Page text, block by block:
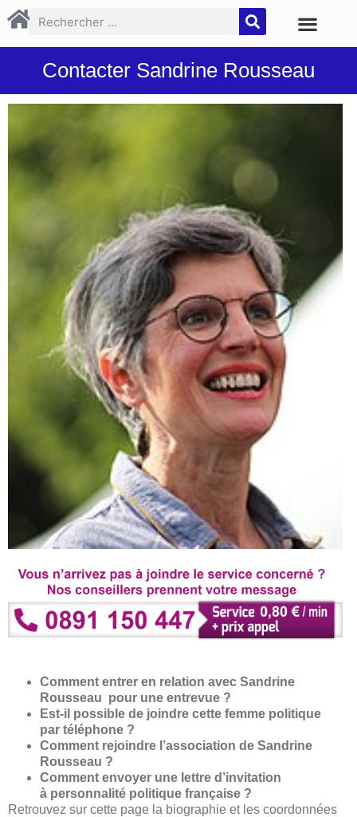
Contacter Sandrine Rousseau
Comment entrer en relation avec Sandrine
Rousseau pour une entrevue ?
Est-il possible de joindre cette femme politique
par téléphone ?
Comment rejoindre l’association de Sandrine
Rousseau ?
Comment envoyer une lettre d’invitation
à personnalité politique française ?
Retrouvez sur cette page la biographie et les coordonnées